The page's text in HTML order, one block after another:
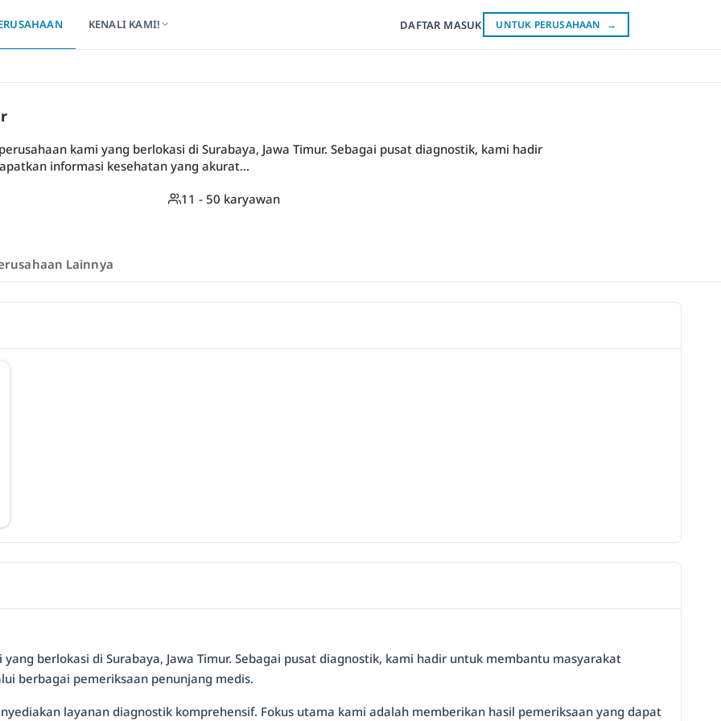
KENALI KAMI! DAFTAR MASUK UNTUK PERUSAHAAN →
kami yang berlokasi di Surabaya, Jawa Timur. Sebagai pusat diagnostik, kami hadir
informasi kesehatan yang akurat...
11 - 50 karyawan
Lainnya
berlokasi di Surabaya, Jawa Timur. Sebagai pusat diagnostik, kami hadir untuk membantu masyarakat
berbagai pemeriksaan penunjang medis.
layanan diagnostik komprehensif. Fokus utama kami adalah memberikan hasil pemeriksaan yang dapat